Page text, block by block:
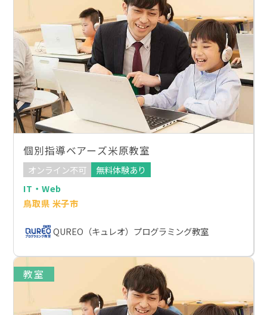
個別指導ベアーズ米原教室
オンライン不可
無料体験あり
IT・Web
鳥取県 米子市
QUREO（キュレオ）プログラミング教室
教室